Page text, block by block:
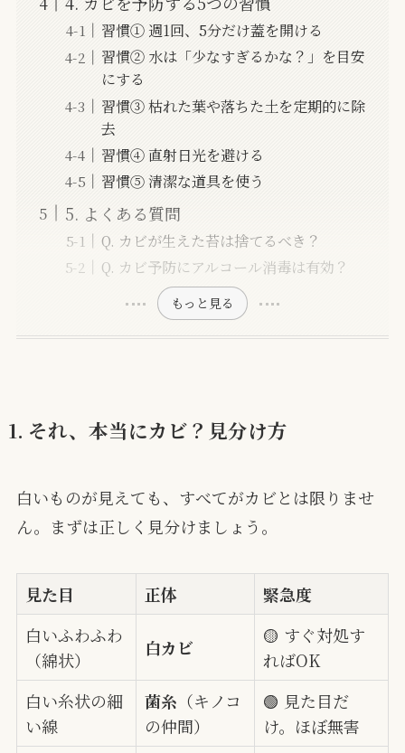
習慣① 週1回、5分だけ蓋を開ける
習慣② 水は「少なすぎるかな？」を目安
にする
習慣③ 枯れた葉や落ちた土を定期的に除
去
習慣④ 直射日光を避ける
習慣⑤ 清潔な道具を使う
5. よくある質問
Q. カビが生えた苔は捨てるべき？
Q. カビ予防にアルコール消毒は有効？
もっと見る
1. それ、本当にカビ？見分け方
白いものが見えても、すべてがカビとは限りませ
ん。まずは正しく見分けましょう。
見た目 正体
緊急度
白いふわふわ
（綿状）
白カビ
🟡 すぐ対処す
ればOK
白い糸状の細
い線
菌糸 （キノコ
の仲間）
🟢 見た目だ
け。ほぼ無害